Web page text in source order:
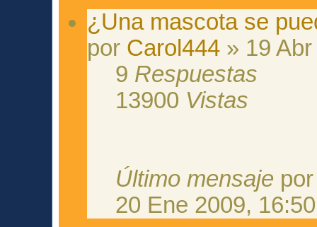
¿Una mascota se
por Carol444 » 19
9 Respuestas
13900 Vistas
Último mensaje
20 Ene 2009, 16:50